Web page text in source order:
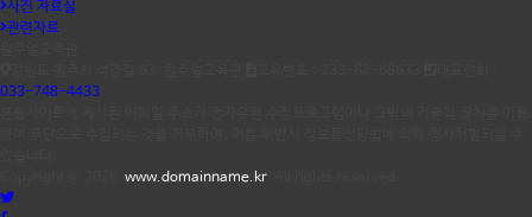
사진 자료실
관련자료
033-748-4433
www.domainname.kr